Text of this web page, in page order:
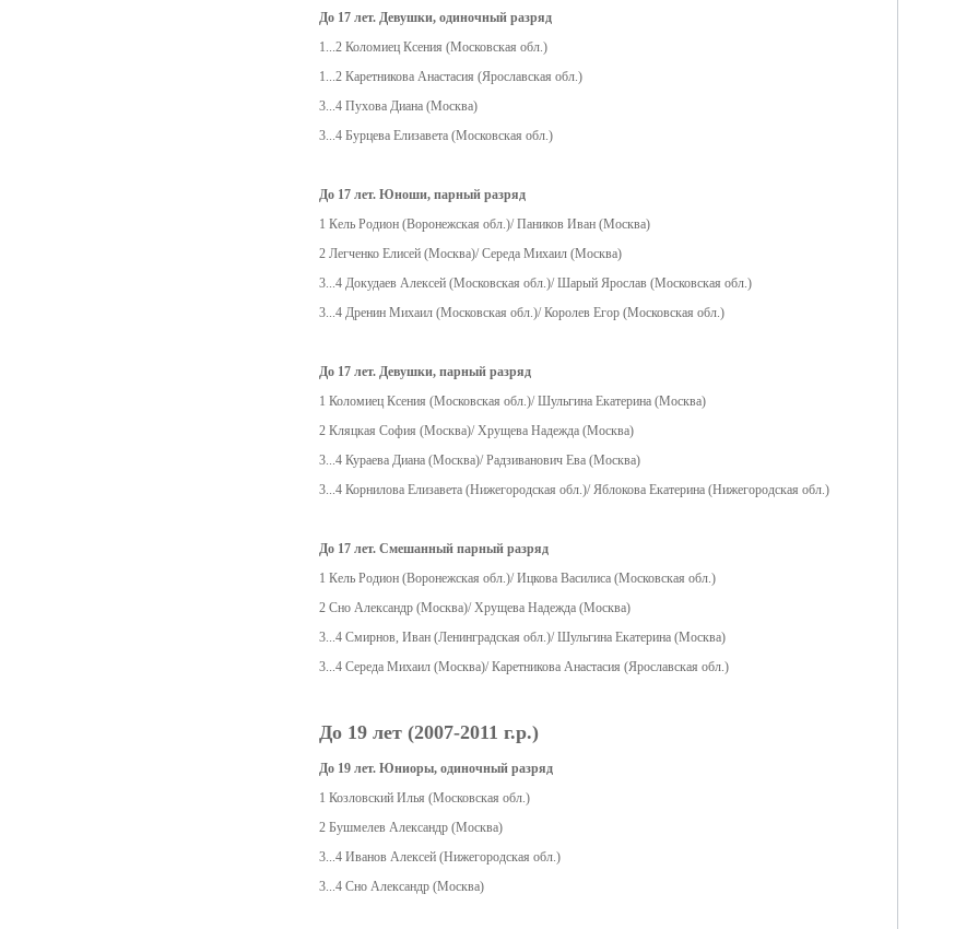
До 17 лет. Девушки, одиночный разряд
1...2 Коломиец Ксения (Московская обл.)
1...2 Каретникова Анастасия (Ярославская обл.)
3...4 Пухова Диана (Москва)
3...4 Бурцева Елизавета (Московская обл.)
До 17 лет. Юноши, парный разряд
1 Кель Родион (Воронежская обл.)/ Паников Иван (Москва)
2 Легченко Елисей (Москва)/ Середа Михаил (Москва)
3...4 Докудаев Алексей (Московская обл.)/ Шарый Ярослав (Московская обл.)
3...4 Дренин Михаил (Московская обл.)/ Королев Егор (Московская обл.)
До 17 лет. Девушки, парный разряд
1 Коломиец Ксения (Московская обл.)/ Шульгина Екатерина (Москва)
2 Кляцкая София (Москва)/ Хрущева Надежда (Москва)
3...4 Кураева Диана (Москва)/ Радзиванович Ева (Москва)
3...4 Корнилова Елизавета (Нижегородская обл.)/ Яблокова Екатерина (Нижегородская обл.)
До 17 лет. Смешанный парный разряд
1 Кель Родион (Воронежская обл.)/ Ицкова Василиса (Московская обл.)
2 Сно Александр (Москва)/ Хрущева Надежда (Москва)
3...4 Смирнов, Иван (Ленинградская обл.)/ Шульгина Екатерина (Москва)
3...4 Середа Михаил (Москва)/ Каретникова Анастасия (Ярославская обл.)
До 19 лет (2007-2011 г.р.)
До 19 лет. Юниоры, одиночный разряд
1 Козловский Илья (Московская обл.)
2 Бушмелев Александр (Москва)
3...4 Иванов Алексей (Нижегородская обл.)
3...4 Сно Александр (Москва)